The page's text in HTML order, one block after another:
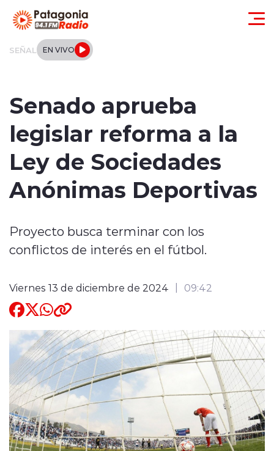
SEÑAL EN VIVO
Local
Tendencias
Deportes
Quienes Somos
modo claro
Senado aprueba
legislar reforma a la
Ley de Sociedades
Anónimas Deportivas
Proyecto busca terminar con los
conflictos de interés en el fútbol.
Viernes 13 de diciembre de 2024 09:42